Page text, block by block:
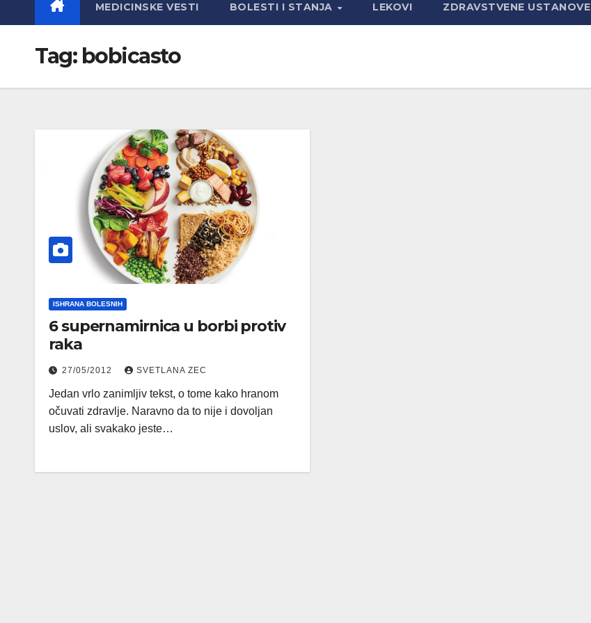
MEDICINSKE VESTI BOLESTI I STANJA LEKOVI ZDRAVSTVENE USTANOVE
Tag: bobicasto
ISHRANA BOLESNIH
6 supernamirnica u borbi protiv
raka
27/05/2012 SVETLANA ZEC
Jedan vrlo zanimljiv tekst, o tome kako hranom
očuvati zdravlje. Naravno da to nije i dovoljan
uslov, ali svakako jeste…